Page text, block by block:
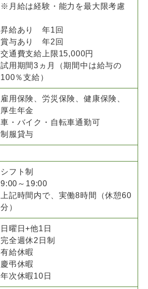
※月給は経験・能力を最大限考慮
昇給あり 年1回
賞与あり 年2回
交通費支給上限15,000円
試用期間3ヵ月（期間中は給与の
100％支給）
雇用保険、労災保険、健康保険、
厚生年金
車・バイク・自転車通勤可
制服貸与
シフト制
9:00～19:00
上記時間内で、実働8時間（休憩60
分）
日曜日+他1日
完全週休2日制
有給休暇
慶弔休暇
年次休暇10日